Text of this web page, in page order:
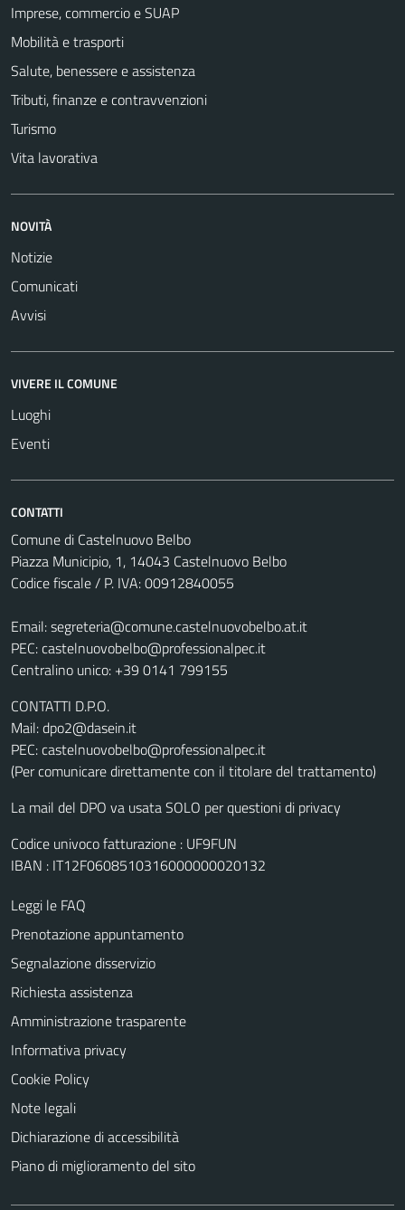
Imprese, commercio e SUAP
Mobilità e trasporti
Salute, benessere e assistenza
Tributi, finanze e contravvenzioni
Turismo
Vita lavorativa
NOVITÀ
Notizie
Comunicati
Avvisi
VIVERE IL COMUNE
Luoghi
Eventi
CONTATTI
Comune di Castelnuovo Belbo
Piazza Municipio, 1, 14043 Castelnuovo Belbo
Codice fiscale / P. IVA: 00912840055
Email:segreteria@comune.castelnuovobelbo.at.it
PEC:castelnuovobelbo@professionalpec.it
Centralino unico: +39 0141 799155
CONTATTI D.P.O.
Mail: dpo2@dasein.it
PEC: castelnuovobelbo@professionalpec.it
(Per comunicare direttamente con il titolare del trattamento)
La mail del DPO va usata SOLO per questioni di privacy
Codice univoco fatturazione : UF9FUN
IBAN : IT12F0608510316000000020132
Leggi le FAQ
Prenotazione appuntamento
Segnalazione disservizio
Richiesta assistenza
Amministrazione trasparente
Informativa privacy
Cookie Policy
Note legali
Dichiarazione di accessibilità
Piano di miglioramento del sito